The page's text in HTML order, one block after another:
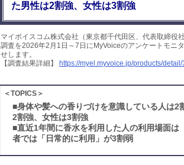
た男性は2割強、女性は3割強
マイボイスコム株式会社（東京都千代田区、代表取締役
調査を2026年2月1日～7日にMyVoiceのアンケートモニ
せします。
【調査結果詳細】
https://myel.myvoice.jp/products/
＜TOPICS＞
■身体や髪への香りづけを意識している人は
2割強、女性は3割強
■直近1年間に香水を利用した人の利用場面
者では「日常的に利用」が3割弱